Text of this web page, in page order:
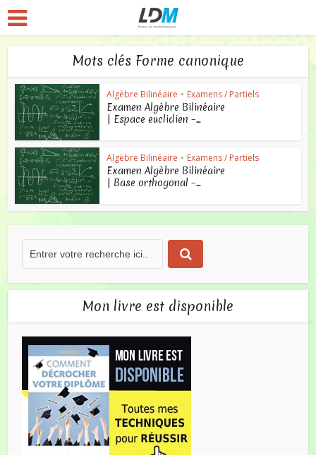
Mots clés Forme canonique
Algèbre Bilinéaire • Examens / Partiels
Examen Algèbre Bilinéaire
| Espace euclidien –...
Algèbre Bilinéaire • Examens / Partiels
Examen Algèbre Bilinéaire
| Base orthogonal –...
Mon livre est disponible